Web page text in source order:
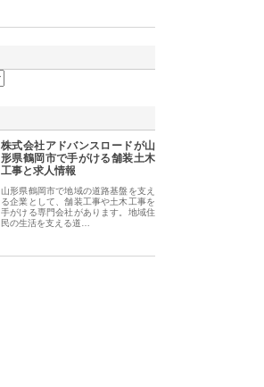
株式会社アドバンスロードが山
形県鶴岡市で手がける舗装土木
工事と求人情報
山形県鶴岡市で地域の道路基盤を支え
る企業として、舗装工事や土木工事を
手がける専門会社があります。地域住
民の生活を支える道…